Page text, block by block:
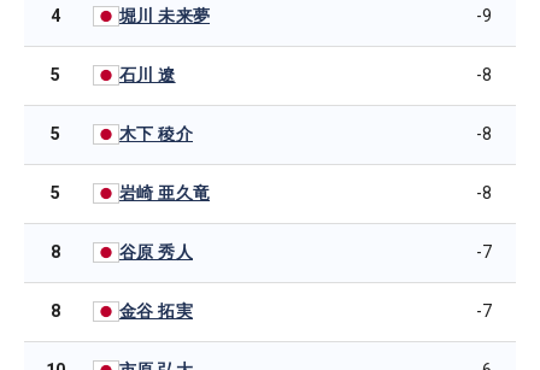
4 堀川 未来夢 -9
5 石川 遼 -8
5 木下 稜介 -8
5 岩崎 亜久竜 -8
8 谷原 秀人 -7
8 金谷 拓実 -7